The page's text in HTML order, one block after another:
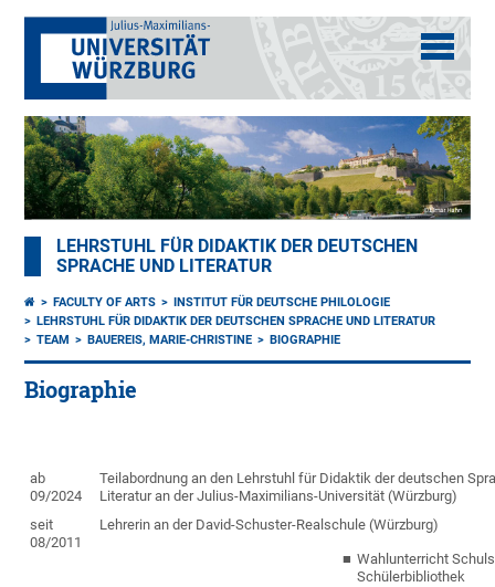
LEHRSTUHL FÜR DIDAKTIK DER DEUTSCHEN
SPRACHE UND LITERATUR
FACULTY OF ARTS
INSTITUT FÜR DEUTSCHE PHILOLOGIE
LEHRSTUHL FÜR DIDAKTIK DER DEUTSCHEN SPRACHE UND LITERATUR
TEAM
BAUEREIS, MARIE-CHRISTINE BIOGRAPHIE
Biographie
ab
09/2024
Teilabordnung an den Lehrstuhl für Didaktik der deutschen
Literatur an der Julius-Maximilians-Universität (Würzburg)
seit
08/2011
Lehrerin an der David-Schuster-Realschule (Würzburg)
Wahlunterricht
Schülerbibliothek